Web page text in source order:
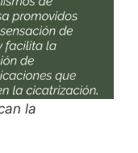
la